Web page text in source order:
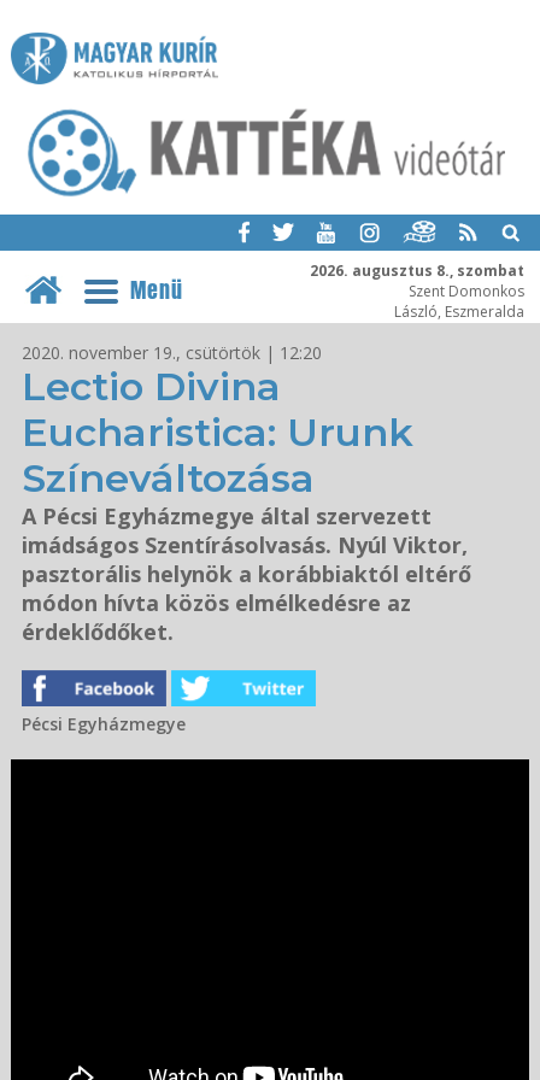
2026. augusztus 8., szombat
Szent Domonkos
László, Eszmeralda
Menü
2020. november 19., csütörtök | 12:20
Lectio Divina
Eucharistica: Urunk
Színeváltozása
A Pécsi Egyházmegye által szervezett
imádságos Szentírásolvasás. Nyúl Viktor,
pasztorális helynök a korábbiaktól eltérő
módon hívta közös elmélkedésre az
érdeklődőket.
Pécsi Egyházmegye